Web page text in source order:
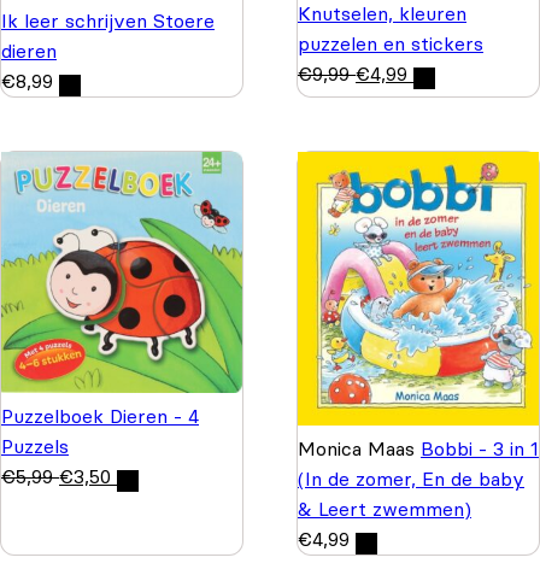
Ik leer schrijven Stoere
dieren
€8,99
Knutselen, kleuren
puzzelen en stickers
€9,99 €4,99
Puzzelboek Dieren - 4
Puzzels
€5,99 €3,50
Monica Maas Bobbi - 3 in 1
(In de zomer, En de baby
& Leert zwemmen)
€4,99